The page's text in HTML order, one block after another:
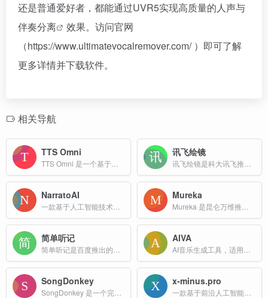
还是普通爱好者，都能通过UVR5实现高质量的人声与
伴奏分离
效果。访问官网
（https://www.ultimatevocalremover.com/ ）即可了解
更多详情并下载软件。
相关导航
TTS Omni 讯飞绘镜
NarratoAI Mureka
简单听记 AIVA
SongDonkey x-minus.pro